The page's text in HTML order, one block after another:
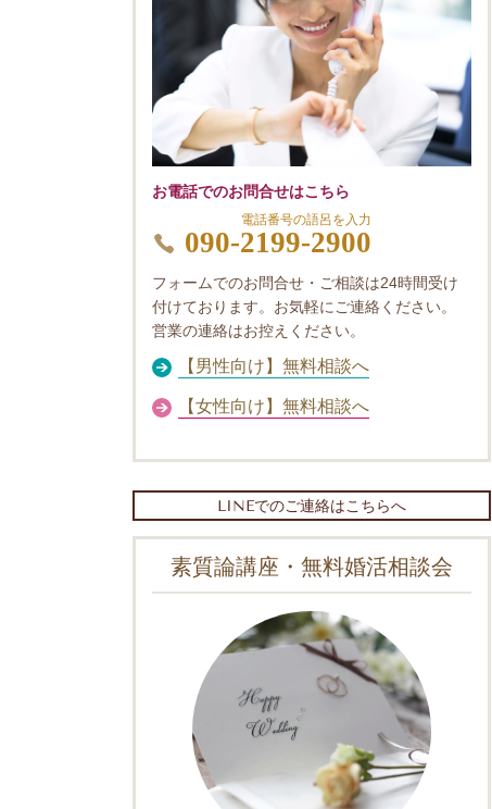
お電話でのお問合せはこちら
電話番号の語呂を入力
090-2199-2900
フォームでのお問合せ・ご相談は24時間受け
付けております。お気軽にご連絡ください。
営業の連絡はお控えください。
【男性向け】無料相談へ
【女性向け】無料相談へ
LINEでのご連絡はこちらへ
素質論講座・無料婚活相談会